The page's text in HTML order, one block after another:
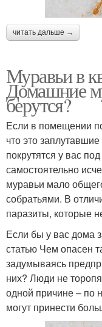
читать дальше →
Муравьи в
Домашние
берутся?
Если в помещении
что это
покрутятся у вас
самостоятельно
муравьи мало
собратьями. В
паразиты, которые
Если бы у вас дома
статью Чем опасен
задумываясь
них? Люди не
одной причине – по
могут принести